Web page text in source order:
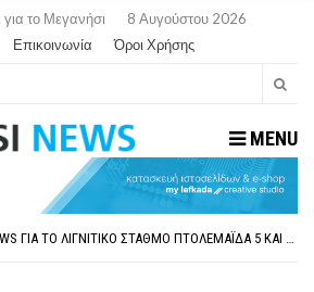
για το Μεγανήσι
8 Αυγούστου 2026
Επικοινωνία Όροι Χρήσης
MENU
ΠΑΡΑΙΤΉΘΗΚΕ Η ΑΝΤΙΔΉΜΑΡΧΟΣ ΠΟΛΙΤΙΣΜΟΎ ΜΕΓΑΝΗΣΊΟΥ Κ . ΕΥΑΓΓΕΛΊΑ ΜΕΛΆ. Η ΕΠΙΣΤΟΛΉ ΤΗΣ ΠΑΡΑΊΤΗΣΗΣ
FAKE NEWS ΓΙΑ ΤΟ ΛΙΓΝΙΤΙΚΌ ΣΤΑΘΜΌ ΠΤΟΛΕΜΑΪ́ΔΑ 5 ΚΑΙ ΤΗΝ ΕΝΕΡΓΕΙΑΚΉ ΑΣΦΆΛΕΙΑ ΤΗΣ ΧΏΡΑΣ